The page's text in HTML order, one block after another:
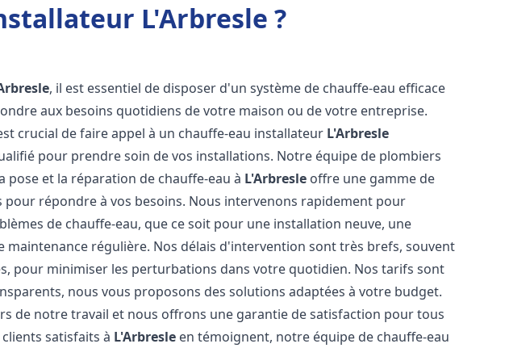
L'Arbresle ?
, il est essentiel de disposer d'un système de chauffe-eau efficace
aux besoins quotidiens de votre maison ou de votre entreprise.
crucial de faire appel à un chauffe-eau installateur L'Arbresle
pour prendre soin de vos installations. Notre équipe de plombiers
pose et la réparation de chauffe-eau à L'Arbresle offre une gamme de
pour répondre à vos besoins. Nous intervenons rapidement pour
de chauffe-eau, que ce soit pour une installation neuve, une
maintenance régulière. Nos délais d'intervention sont très brefs, souvent
pour minimiser les perturbations dans votre quotidien. Nos tarifs sont
nous vous proposons des solutions adaptées à votre budget.
de notre travail et nous offrons une garantie de satisfaction pour tous
satisfaits à L'Arbresle en témoignent, notre équipe de chauffe-eau